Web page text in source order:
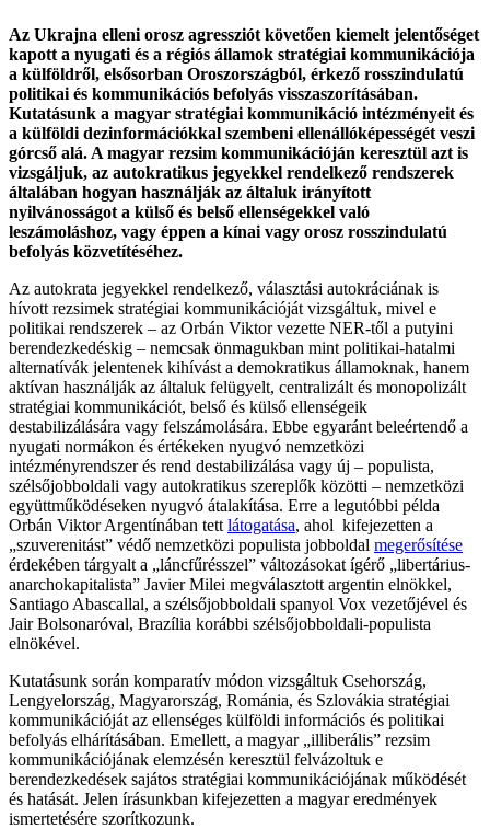
Az Ukrajna elleni orosz agressziót követően kiemelt jelentőséget
kapott a nyugati és a régiós államok stratégiai kommunikációja
a külföldről, elsősorban Oroszországból, érkező rosszindulatú
politikai és kommunikációs befolyás visszaszorításában.
Kutatásunk a magyar stratégiai kommunikáció intézményeit és
a külföldi dezinformációkkal szembeni ellenállóképességét veszi
górcső alá. A magyar rezsim kommunikációján keresztül azt is
vizsgáljuk, az autokratikus jegyekkel rendelkező rendszerek
általában hogyan használják az általuk irányított
nyilvánosságot a külső és belső ellenségekkel való
leszámoláshoz, vagy éppen a kínai vagy orosz rosszindulatú
befolyás közvetítéséhez.
Az autokrata jegyekkel rendelkező, választási autokráciának is
hívott rezsimek stratégiai kommunikációját vizsgáltuk, mivel e
politikai rendszerek – az Orbán Viktor vezette NER-től a putyini
berendezkedéskig – nemcsak önmagukban mint politikai-hatalmi
alternatívák jelentenek kihívást a demokratikus államoknak, hanem
aktívan használják az általuk felügyelt, centralizált és monopolizált
stratégiai kommunikációt, belső és külső ellenségeik
destabilizálására vagy felszámolására. Ebbe egyaránt beleértendő a
nyugati normákon és értékeken nyugvó nemzetközi
intézményrendszer és rend destabilizálása vagy új – populista,
szélsőjobboldali vagy autokratikus szereplők közötti – nemzetközi
együttműködéseken nyugvó átalakítása. Erre a legutóbbi példa
Orbán Viktor Argentínában tett látogatása, ahol kifejezetten a
„szuverenitást” védő nemzetközi populista jobboldal megerősítése
érdekében tárgyalt a „láncfűrésszel” változásokat ígérő „libertárius-
anarchokapitalista” Javier Milei megválasztott argentin elnökkel,
Santiago Abascallal, a szélsőjobboldali spanyol Vox vezetőjével és
Jair Bolsonaróval, Brazília korábbi szélsőjobboldali-populista
elnökével.
Kutatásunk során komparatív módon vizsgáltuk Csehország,
Lengyelország, Magyarország, Románia, és Szlovákia stratégiai
kommunikációját az ellenséges külföldi információs és politikai
befolyás elhárításában. Emellett, a magyar „illiberális” rezsim
kommunikációjának elemzésén keresztül felvázoltuk e
berendezkedések sajátos stratégiai kommunikációjának működését
és hatását. Jelen írásunkban kifejezetten a magyar eredmények
ismertetésére szorítkozunk.